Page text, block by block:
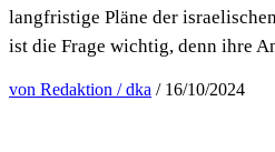
langfristige Pläne der
ist die Frage wichtig, denn ihre
von Redaktion / dka / 16/10/2024